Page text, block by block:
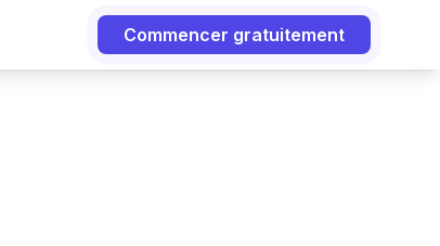
Commencer gratuitement